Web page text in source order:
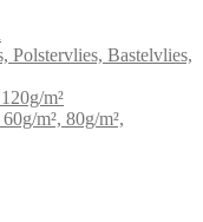
Polstervlies, Bastelvlies,
m²
m², 80g/m²,